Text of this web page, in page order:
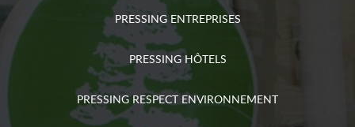
PRESSING ENTREPRISES
PRESSING HÔTELS
PRESSING RESPECT ENVIRONNEMENT